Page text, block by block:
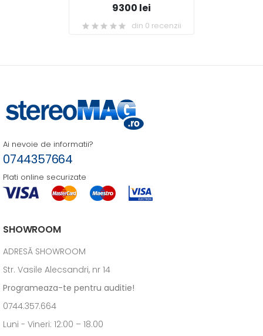
9300 lei
din 0 recenzii
Ai nevoie de informatii?
0744357664
Plati online securizate
SHOWROOM
ADRESĂ SHOWROOM
Str. Vasile Alecsandri, nr 14
Programeaza-te pentru auditie!
0744.357.664
Luni - Vineri: 12:00 – 18.00